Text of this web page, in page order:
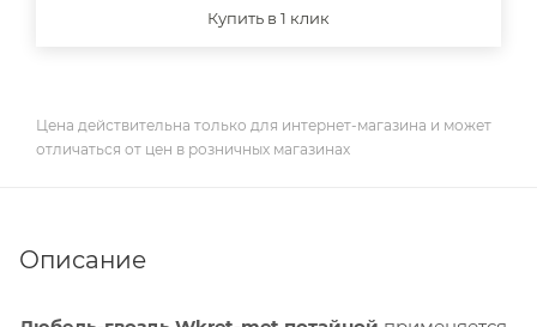
Купить в 1 клик
Цена действительна только для интернет-магазина и может
отличаться от цен в розничных магазинах
Описание